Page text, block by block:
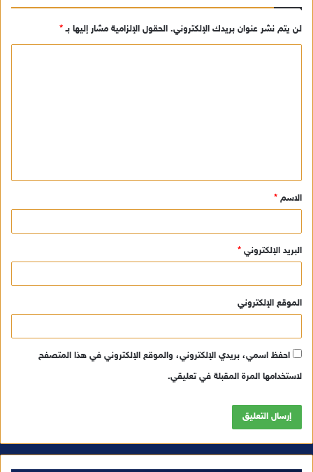
لن يتم نشر عنوان بريدك الإلكتروني. الحقول الإلزامية مشار إليها بـ*
ق
*
الاسم *
البريد الإلكتروني *
الموقع الإلكتروني
احفظ اسمي، بريدي الإلكتروني، والموقع الإلكتروني في هذا المتصفح
لاستخدامها المرة المقبلة في تعليقي.